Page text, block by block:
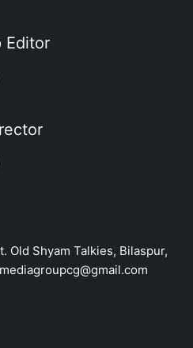
Editor
Old Shyam Talkies, Bilaspur,